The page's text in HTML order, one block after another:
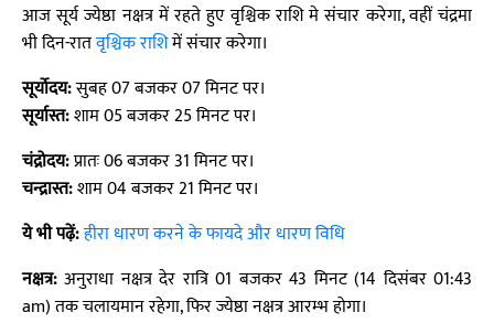
आज सूर्य ज्येष्ठा नक्षत्र में रहते हुए वृश्चिक राशि मे संचार करेगा, वहीं चंद्रमा
भी दिन-रातवृश्चिक राशिमें संचार करेगा।
सूर्योदय:सुबह 07 बजकर 07 मिनट पर।
सूर्यास्त:शाम 05 बजकर 25 मिनट पर।
चंद्रोदय:प्रातः 06 बजकर 31 मिनट पर।
चन्द्रास्त:शाम 04 बजकर 21 मिनट पर।
ये भी पढ़ें:हीरा धारण करने के फायदे और धारण विधि
नक्षत्र: अनुराधा नक्षत्र देर रात्रि 01 बजकर 43 मिनट (14 दिसंबर 01:43
am) तक चलायमान रहेगा, फिर ज्येष्ठा नक्षत्र आरम्भ होगा।